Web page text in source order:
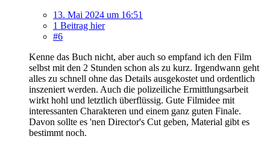
13. Mai 2024 um 16:51
1 Beitrag hier
#6
Kenne das Buch nicht, aber auch so empfand ich den Film
selbst mit den 2 Stunden schon als zu kurz. Irgendwann geht
alles zu schnell ohne das Details ausgekostet und ordentlich
inszeniert werden. Auch die polizeiliche Ermittlungsarbeit
wirkt hohl und letztlich überflüssig. Gute Filmidee mit
interessanten Charakteren und einem ganz guten Finale.
Davon sollte es 'nen Director's Cut geben, Material gibt es
bestimmt noch.